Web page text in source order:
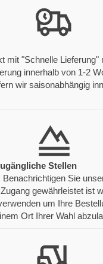
mit "Schnelle Lieferung"
innerhalb von 1-2
wir saisonabhängig
Stellen
Benachrichtigen Sie
gewährleistet ist
um Ihre
Ort Ihrer Wahl